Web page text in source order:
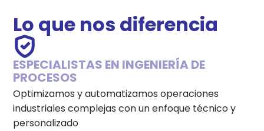
Lo que nos diferencia
ESPECIALISTAS EN INGENIERÍA DE
PROCESOS
Optimizamos y automatizamos operaciones
industriales complejas con un enfoque técnico y
personalizado